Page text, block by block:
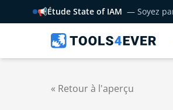
📢Étude State of IAM — Soyez
« Retour à l'aperçu